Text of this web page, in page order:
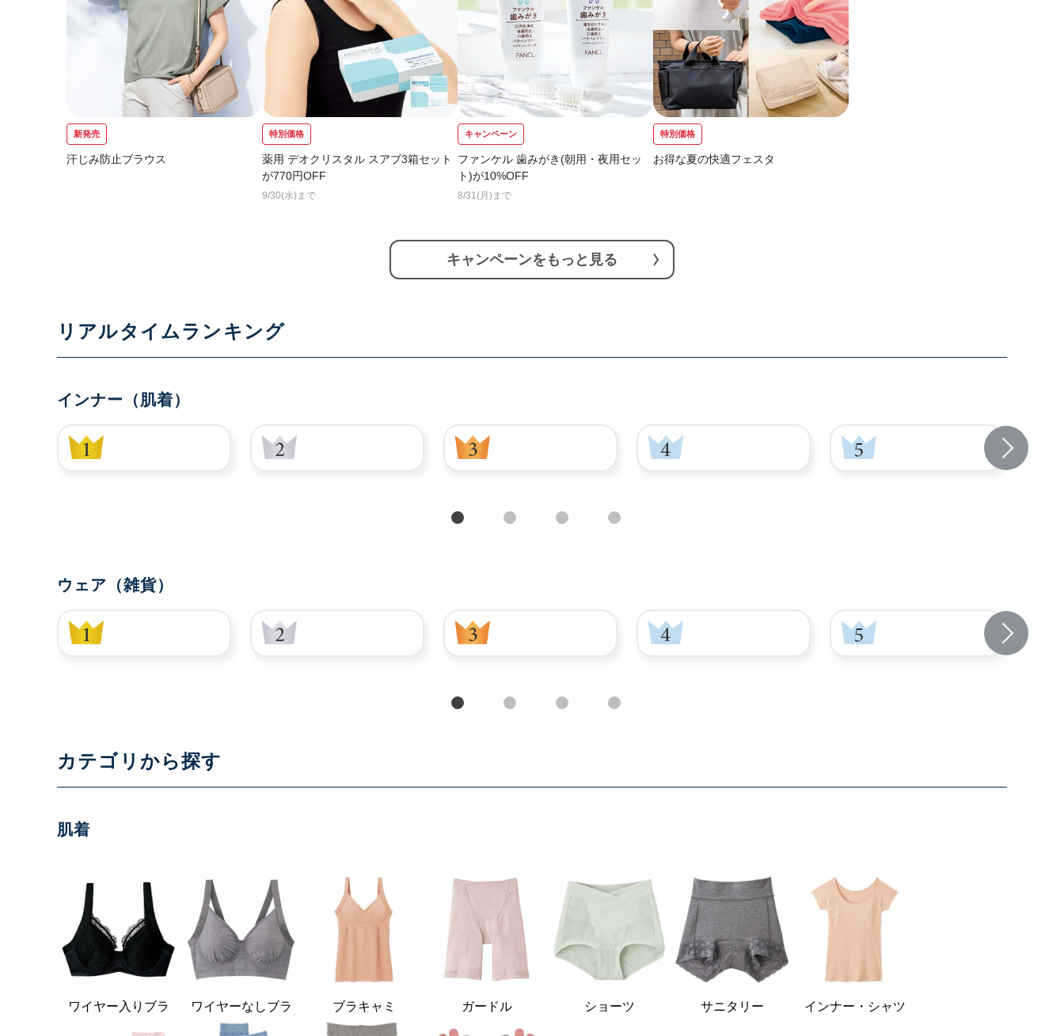
新発売
汗じみ防止ブラウス
特別価格
薬用 デオクリスタル スアブ3箱セット
が770円OFF
9/30(水)まで
キャンペーン
ファンケル 歯みがき(朝用・夜用セッ
ト)が10%OFF
8/31(月)まで
特別価格
お得な夏の快適フェスタ
キャンペーンをもっと見る
リアルタイムランキング
インナー（肌着）
ウェア（雑貨）
カテゴリから探す
肌着
ワイヤー入りブラ ワイヤーなしブラ ブラキャミ ガードル ショーツ サニタリー インナー・シャツ